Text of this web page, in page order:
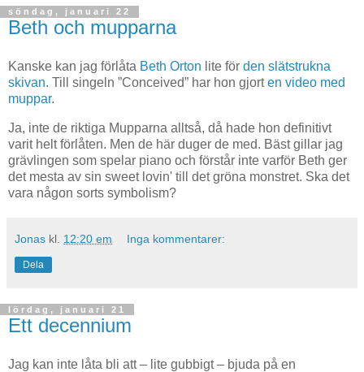
söndag, januari 22
Beth och mupparna
Kanske kan jag förlåta Beth Orton lite för den slätstrukna
skivan. Till singeln ”Conceived” har hon gjorten video med
muppar.
Ja, inte de riktiga Mupparna alltså, då hade hon definitivt
varit helt förlåten. Men de här duger de med. Bäst gillar jag
grävlingen som spelar piano och förstår inte varför Beth ger
det mesta av sin sweet lovin' till det gröna monstret. Ska det
vara någon sorts symbolism?
Jonas kl. 12:20 em Inga kommentarer:
Dela
lördag, januari 21
Ett decennium
Jag kan inte låta bli att – lite gubbigt – bjuda på en